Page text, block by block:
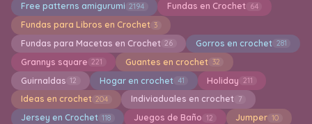
Free patterns amigurumi 2194 Fundas en Crochet 64
Fundas para Libros en Crochet 3
Fundas para Macetas en Crochet 26 Gorros en crochet 281
Grannys square 221 Guantes en crochet 32
Guirnaldas 12 Hogar en crochet 41 Holiday 211
Ideas en crochet 204 Indiviaduales en crochet 7
Jersey en Crochet 118 Juegos de Baño 12 Jumper 10